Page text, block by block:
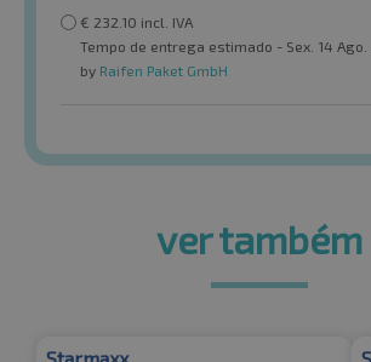
€ 232.10 incl. IVA
Tempo de entrega estimado - Sex. 14 Ago.
by Raifen Paket GmbH
ver também